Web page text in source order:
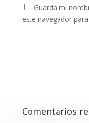
Guarda mi
este navegador
Comentarios